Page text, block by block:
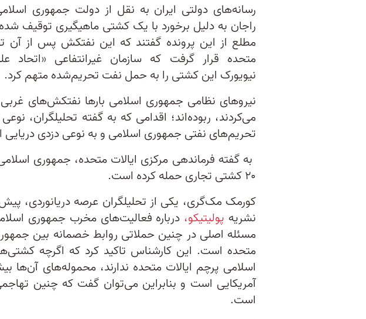
رسانه‌های دولتی ایران به نقل از دولت جمهوری
راجان به‌ دلیل برخورد با یک کشتی ماهیگیری توقیف
مطلع از این پرونده گفتند که این نفتکش پس از آن
متحده قرار گرفت که سازمان غیرانتفاعی «اتحاد
نیویورک این کشتی را به حمل نفت تحریم‌شده متهم کرد.
نیروهای نظامی جمهوری اسلامی بارها نفتکش‌های غربی
می‌کردند، ربوده‌اند؛ اقدامی که به گفته تحلیلگران،
تحریم‌های نفتی جمهوری اسلامی و به نوعی دزدی
۲۰ کشتی تجاری حمله کرده است.
کورمک مک‌گری، یکی از تحلیلگران عرصه دریانوردی،
نشریه پولیتیکو، درباره فعالیت‌های مخرب جمهوری
مسئله اصلی در چنین حملاتی روابط خصمانه بین
متحده است. این کارشناس تاکید کرد که اگرچه
اسلامی پرچم ایالات متحده ندارند، محموله‌های آن‌ها
آمریکایی است و بنابراین می‌توان گفت که چنین
است.